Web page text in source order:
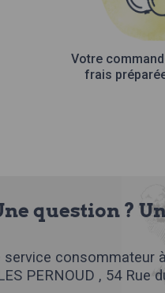
Votre
frais
question ?
consommateur
PERNOUD , 54 Rue